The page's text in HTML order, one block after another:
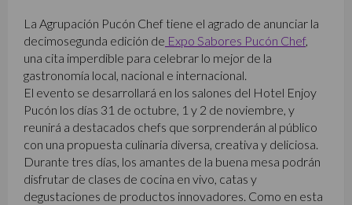
La Agrupación Pucón Chef tiene el agrado de anunciar la
decimosegunda edición de Expo Sabores Pucón Chef,
una cita imperdible para celebrar lo mejor de la
gastronomía local, nacional e internacional.
El evento se desarrollará en los salones del Hotel Enjoy
Pucón los días 31 de octubre, 1 y 2 de noviembre, y
reunirá a destacados chefs que sorprenderán al público
con una propuesta culinaria diversa, creativa y deliciosa.
Durante tres días, los amantes de la buena mesa podrán
disfrutar de clases de cocina en vivo, catas y
degustaciones de productos innovadores. Como en esta